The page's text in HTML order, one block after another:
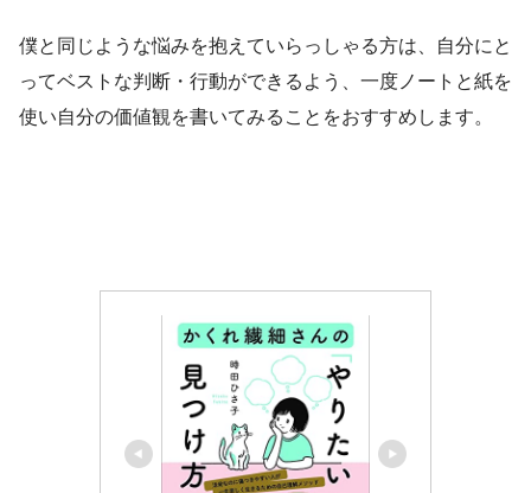
僕と同じような悩みを抱えていらっしゃる方は、自分にと
ってベストな判断・行動ができるよう、一度ノートと紙を
使い自分の価値観を書いてみることをおすすめします。